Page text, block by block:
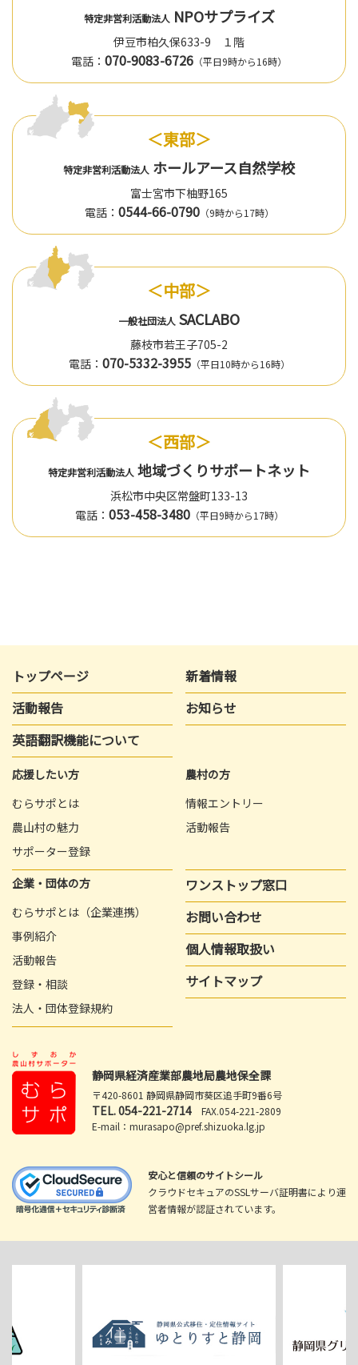
特定非営利活動法人 NPOサプライズ
伊豆市柏久保633-9 １階
電話： 070-9083-6726 （平日9時から16時）
＜東部＞
特定非営利活動法人 ホールアース自然学校
富士宮市下柚野165
電話： 0544-66-0790（9時から17時）
＜中部＞
一般社団法人 SACLABO
藤枝市若王子705-2
電話： 070-5332-3955（平日10時から16時）
＜西部＞
特定非営利活動法人 地域づくりサポートネット
浜松市中央区常盤町133-13
電話： 053-458-3480（平日9時から17時）
トップページ
新着情報
活動報告
お知らせ
英語翻訳機能について
応援したい方
むらサポとは
農山村の魅力
サポーター登録
農村の方
情報エントリー
活動報告
企業・団体の方
むらサポとは（企業連携）
事例紹介
活動報告
登録・相談
法人・団体登録規約
ワンストップ窓口
お問い合わせ
個人情報取扱い
サイトマップ
静岡県経済産業部農地局農地保全課
〒420-8601 静岡県静岡市葵区追手町9番6号
TEL.054-221-2714 FAX.054-221-2809
E-mail：murasapo@pref.shizuoka.lg.jp
安心と信頼のサイトシール
クラウドセキュアのSSLサーバ証明書により運
営者情報が認証されています。